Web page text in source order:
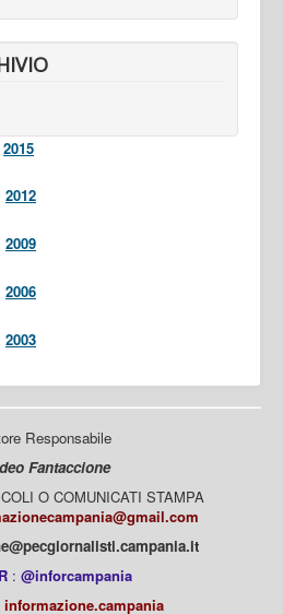
2015
2012
2009
2006
2003
Responsabile
Fantaccione
O COMUNICATI STAMPA
: @inforcampania
informazione.campania